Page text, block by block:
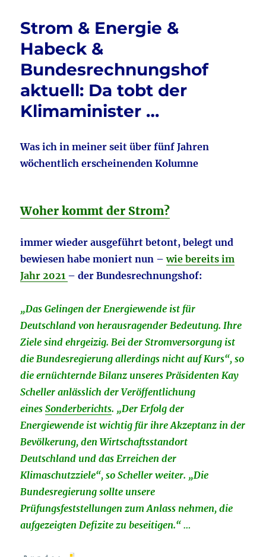
o
o
k
CO2
Bernhard
Strehl
und
Strom & Energie &
Habeck &
Bundesrechnungshof
aktuell: Da tobt der
Klimaminister …
Was ich in meiner seit über fünf Jahren
wöchentlich erscheinenden Kolumne
Woher kommt der Strom?
immer wieder ausgeführt betont, belegt und
bewiesen habe moniert nun –wie bereits im
Jahr 2021 – der Bundesrechnungshof:
„Das Gelingen der Energiewende ist für
Deutschland von herausragender Bedeutung. Ihre
Ziele sind ehrgeizig. Bei der Stromversorgung ist
die Bundesregierung allerdings nicht auf Kurs“, so
die ernüchternde Bilanz unseres Präsidenten Kay
Scheller anlässlich der Veröffentlichung
einesSonderberichts. „Der Erfolg der
Energiewende ist wichtig für ihre Akzeptanz in der
Bevölkerung, den Wirtschaftsstandort
Deutschland und das Erreichen der
Klimaschutzziele“, so Scheller weiter. „Die
Bundesregierung sollte unsere
Prüfungsfeststellungen zum Anlass nehmen, die
aufgezeigten Defizite zu beseitigen.“ …